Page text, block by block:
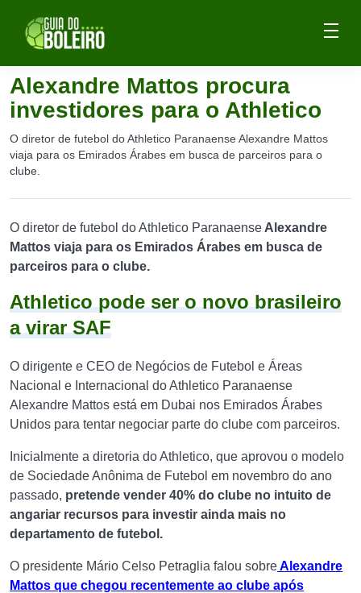
Alexandre Mattos procura
investidores para o Athletico
O diretor de futebol do Athletico Paranaense Alexandre Mattos
viaja para os Emirados Árabes em busca de parceiros para o
clube.
O diretor de futebol do Athletico Paranaense Alexandre
Mattos viaja para os Emirados Árabes em busca de
parceiros para o clube.
Athletico pode ser o novo brasileiro
a virar SAF
O dirigente e CEO de Negócios de Futebol e Áreas
Nacional e Internacional do Athletico Paranaense
Alexandre Mattos está em Dubai nos Emirados Árabes
Unidos para tentar negociar parte do clube com parceiros.
Inicialmente a diretoria do Athletico, que aprovou o modelo
de Sociedade Anônima de Futebol em novembro do ano
passado, pretende vender 40% do clube no intuito de
angariar recursos para investir ainda mais no
departamento de futebol.
O presidente Mário Celso Petraglia falou sobreAlexandre
Mattos que chegou recentemente ao clube após